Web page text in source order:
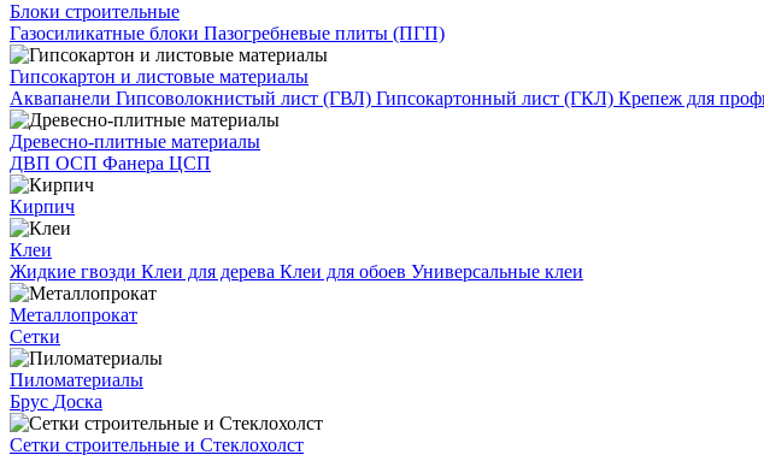
Блоки строительные
Газосиликатные блоки Пазогребневые плиты (ПГП)
Гипсокартон и листовые материалы
Аквапанели Гипсоволокнистый лист (ГВЛ) Гипсокартонный лист (ГКЛ) Крепеж для
Древесно-плитные материалы
ДВП ОСП Фанера ЦСП
Кирпич
Клеи
Жидкие гвозди Клеи для дерева Клеи для обоев Универсальные клеи
Металлопрокат
Сетки
Пиломатериалы
Брус Доска
Сетки строительные и Стеклохолст